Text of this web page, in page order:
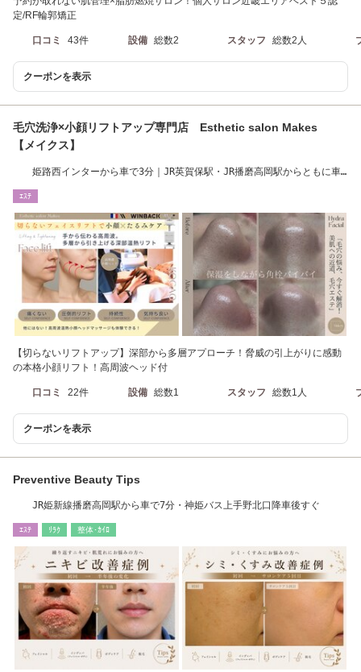
定/RF輪郭矯正
口コミ 43件 設備 総数2 スタッフ 総数2人
クーポンを表示
毛穴洗浄×小顔リフトアップ専門店 Esthetic salon Makes
【メイクス】
姫路西インターから車で3分｜JR英賀保駅・JR播磨高岡駅からともに車
ｴｽﾃ
【切らないリフトアップ】深部から多層アプローチ！脅威の引上がりに感動
の本格小顔リフト！高周波ヘッド付
口コミ 22件 設備 総数1 スタッフ 総数1人
クーポンを表示
Preventive Beauty Tips
JR姫新線播磨高岡駅から車で7分・神姫バス上手野北口降車後すぐ
ｴｽﾃ ﾘﾗｸ 整体･ｶｲﾛ